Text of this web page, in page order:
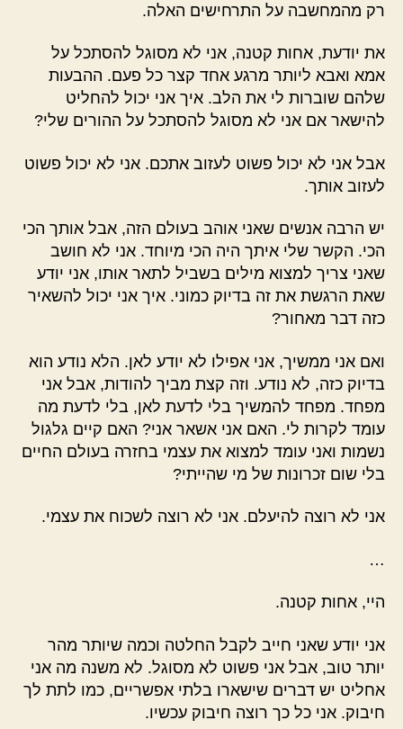
רק מהמחשבה על התרחישים האלה.
את יודעת, אחות קטנה, אני לא מסוגל להסתכל על
אמא ואבא ליותר מרגע אחד קצר כל פעם. ההבעות
שלהם שוברות לי את הלב. איך אני יכול להחליט
להישאר אם אני לא מסוגל להסתכל על ההורים שלי?
אבל אני לא יכול פשוט לעזוב אתכם. אני לא יכול פשוט
לעזוב אותך.
יש הרבה אנשים שאני אוהב בעולם הזה, אבל אותך הכי
הכי. הקשר שלי איתך היה הכי מיוחד. אני לא חושב
שאני צריך למצוא מילים בשביל לתאר אותו, אני יודע
שאת הרגשת את זה בדיוק כמוני. איך אני יכול להשאיר
כזה דבר מאחור?
ואם אני ממשיך, אני אפילו לא יודע לאן. הלא נודע הוא
בדיוק כזה, לא נודע. וזה קצת מביך להודות, אבל אני
מפחד. מפחד להמשיך בלי לדעת לאן, בלי לדעת מה
עומד לקרות לי. האם אני אשאר אני? האם קיים גלגול
נשמות ואני עומד למצוא את עצמי בחזרה בעולם החיים
בלי שום זכרונות של מי שהייתי?
אני לא רוצה להיעלם. אני לא רוצה לשכוח את עצמי.
…
היי, אחות קטנה.
אני יודע שאני חייב לקבל החלטה וכמה שיותר מהר
יותר טוב, אבל אני פשוט לא מסוגל. לא משנה מה אני
אחליט יש דברים שישארו בלתי אפשריים, כמו לתת לך
חיבוק. אני כל כך רוצה חיבוק עכשיו.